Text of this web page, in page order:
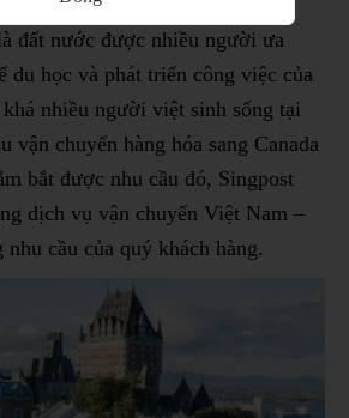
đất nước được nhiều người ưa
du học và phát triển công việc của
nhiều người việt sinh sống tại
vận chuyển hàng hóa sang Canada
bắt được nhu cầu đó, Singpost
dịch vụ vận chuyển Việt Nam –
nhu cầu của quý khách hàng.